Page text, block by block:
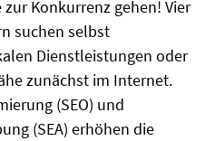
Konkurrenz gehen! Vier
suchen selbst
Dienstleistungen oder
zunächst im Internet.
(SEO) und
(SEA) erhöhen die